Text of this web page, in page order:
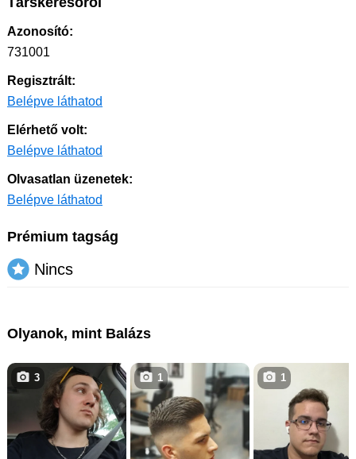
Azonosító:
731001
Regisztrált:
Belépve láthatod
Elérhető volt:
Belépve láthatod
Olvasatlan üzenetek:
Belépve láthatod
Prémium tagság
Nincs
Olyanok, mint Balázs
3 1 1